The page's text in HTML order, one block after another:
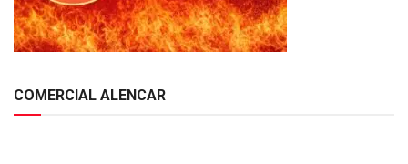
COMERCIAL ALENCAR